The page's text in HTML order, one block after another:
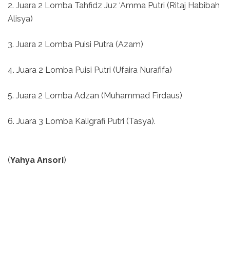
2. Juara 2 Lomba Tahfidz Juz ‘Amma Putri (Ritaj Habibah
Alisya)
3. Juara 2 Lomba Puisi Putra (Azam)
4. Juara 2 Lomba Puisi Putri (Ufaira Nurafifa)
5. Juara 2 Lomba Adzan (Muhammad Firdaus)
6. Juara 3 Lomba Kaligrafi Putri (Tasya).
(Yahya Ansori)